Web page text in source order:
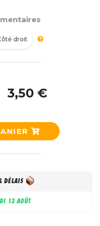
droit
3,50 €
DÉLAIS
13 AOÛT